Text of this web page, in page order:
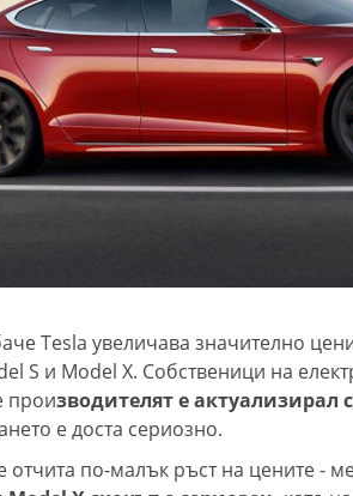
Tesla увеличава значително
S и Model X. Собственици на
производителят е актуализирал
е доста сериозно.
отчита по-малък ръст на цените -